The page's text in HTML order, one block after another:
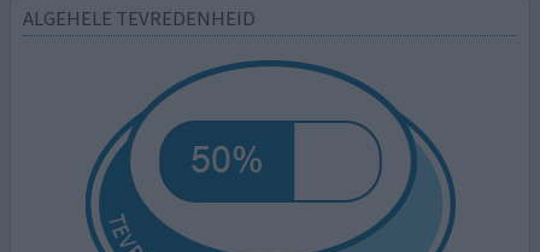
ALGEHELE TEVREDENHEID